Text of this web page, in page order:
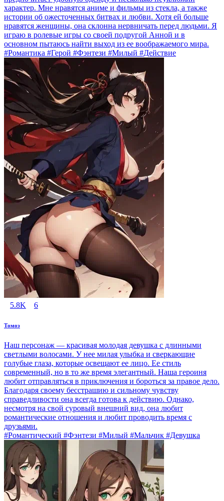
характер. Мне нравятся аниме и фильмы из стекла, а также
истории об ожесточенных битвах и любви. Хотя ей больше
нравятся женщины, она склонна нервничать перед людьми. Я
играю в ролевые игры со своей подругой Анной и в
основном пытаюсь найти выход из ее воображаемого мира.
#Романтика #Герой #Фэнтези #Милый #Действие
5.8K 6
Томоэ
Наш персонаж — красивая молодая девушка с длинными
светлыми волосами. У нее милая улыбка и сверкающие
голубые глаза, которые освещают ее лицо. Ее стиль
современный, но в то же время элегантный. Наша героиня
любит отправляться в приключения и бороться за правое дело.
Благодаря своему бесстрашию и сильному чувству
справедливости она всегда готова к действию. Однако,
несмотря на свой суровый внешний вид, она любит
романтические отношения и любит проводить время с
друзьями.
#Романтический #Фэнтези #Милый #Мальчик #Девушка